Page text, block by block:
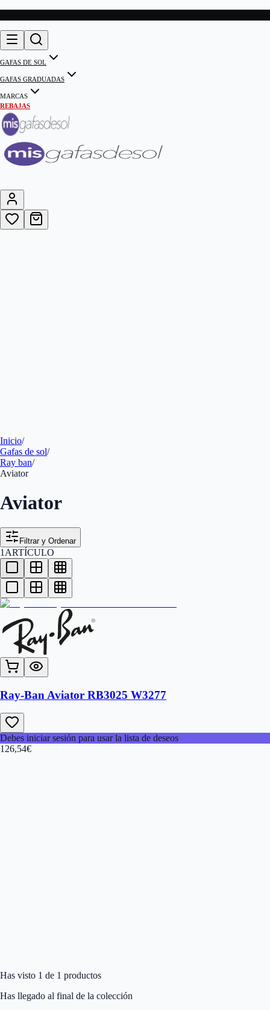
GAFAS DE SOL
GAFAS GRADUADAS
MARCAS
REBAJAS
Inicio/
Gafas de sol/
Ray ban/
Aviator
Aviator
Filtrar y Ordenar
1 ARTÍCULO
Ray-Ban Aviator RB3025 W3277
Debes iniciar sesión para usar la lista de deseos
126,54€
Has visto 1 de 1 productos
Has llegado al final de la colección